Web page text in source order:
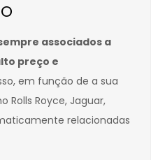
associados a
preço e
em função de a sua
Royce, Jaguar,
relacionadas